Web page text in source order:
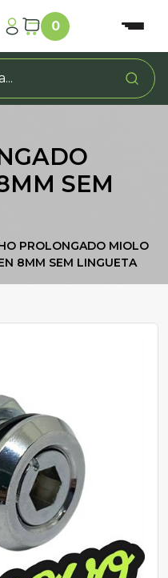
0
SEM
PROLONGADO MIOLO
8MM SEM LINGUETA